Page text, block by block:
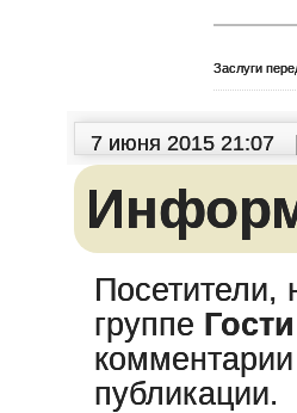
Заслуги
7 июня 2015 21:07
Посетители,
группе Гости
публикации.